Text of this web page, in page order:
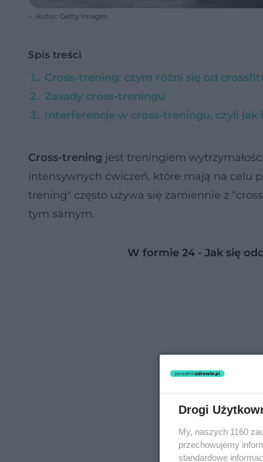
Autor: Getty Images
Spis treści
Cross-trening: czym różni się od
Zasady cross-treningu
Interferencje w cross-treningu, czyli jak
Cross-trening jest treningiem
intensywnych ćwiczeń, które mają na celu
trening" często używa się zamiennie z
tym samym.
W formie 24 - Jak się
Drogi
My, naszych 1160
przechowujemy
standardowe